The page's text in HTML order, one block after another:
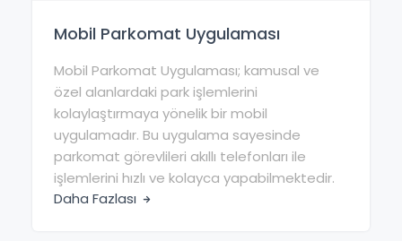
Mobil Parkomat Uygulaması
Mobil Parkomat Uygulaması; kamusal ve
özel alanlardaki park işlemlerini
kolaylaştırmaya yönelik bir mobil
uygulamadır. Bu uygulama sayesinde
parkomat görevlileri akıllı telefonları ile
işlemlerini hızlı ve kolayca yapabilmektedir.
Daha Fazlası